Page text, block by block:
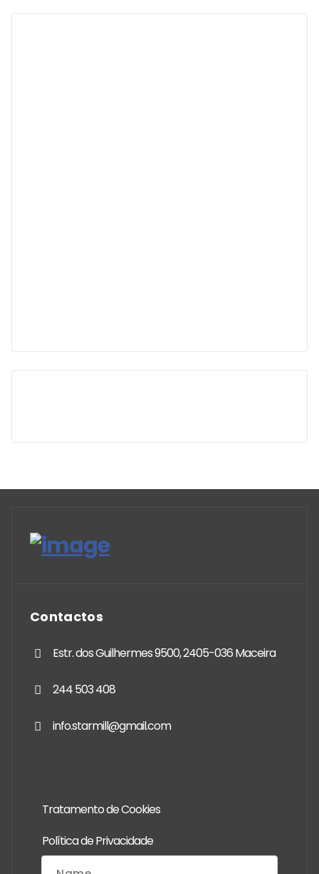
Contactos
Estr. dos Guilhermes 9500, 2405-036 Maceira
244 503 408
info.starmill@gmail.com
Tratamento de Cookies
Política de Privacidade